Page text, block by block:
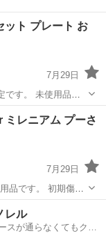
ト プレート お
7月29日
用品で
な傷がある物があ
ミレニアム プーさ
7月29日
ておりません。
レル
スが通らなくてもクル